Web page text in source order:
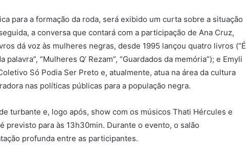
para a formação da roda, será exibido um curta sobre a situação
a conversa que contará com a participação de Ana Cruz,
dá voz às mulheres negras, desde 1995 lançou quatro livros (“É
“Mulheres Q’ Rezam”, “Guardados da memória”); e Emyli
Só Podia Ser Preto e, atualmente, atua na área da cultura
nas políticas públicas para a população negra.
turbante e, logo após, show com os músicos Thati Hércules e
previsto para às 13h30min. Durante o evento, o salão
profunda entre as participantes.